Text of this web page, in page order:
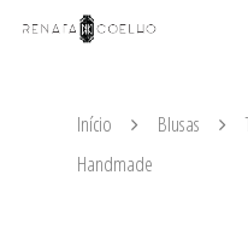
Aperte ENTER para
Início Blusas
Handmade